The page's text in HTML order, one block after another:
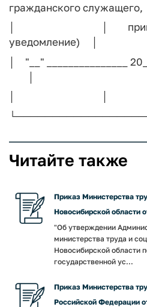
гражданского служащего, │
│ │
уведомление) │
│ "__"
Читайте также
Приказ Министерства
Новосибирской области
"Об утверждении
министерства труда и
Новосибирской области
государственной ус...
Приказ Министерства
Российской Федерации